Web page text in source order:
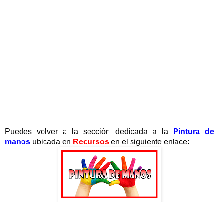
Puedes volver a la sección dedicada a la
Pintura de
manos ubicada en Recursos en el siguiente enlace: